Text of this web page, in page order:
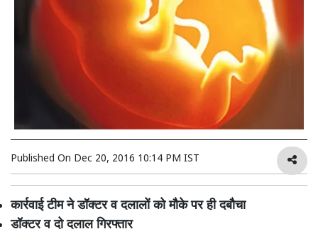
Published On Dec 20, 2016 10:14 PM IST
कार्रवाई टीम ने डॉक्टर व दलालों को मौके पर ही दबौचा
डॉक्टर व दो दलाल गिरफ्तार